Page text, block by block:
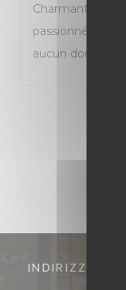
Charmante
passionnés de
aucun doute.
INDIRIZZO